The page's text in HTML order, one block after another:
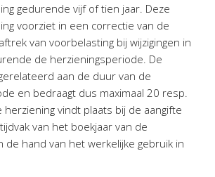
gedurende vijf of tien jaar. Deze
voorziet in een correctie van de
van voorbelasting bij wijzigingen in
de herzieningsperiode. De
aan de duur van de
en bedraagt dus maximaal 20 resp.
herziening vindt plaats bij de aangifte
van het boekjaar van de
de hand van het werkelijke gebruik in